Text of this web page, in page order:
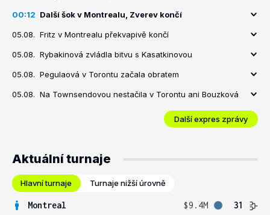
00:12 Další šok v Montrealu, Zverev končí
05.08. Fritz v Montrealu překvapivě končí
05.08. Rybakinová zvládla bitvu s Kasatkinovou
05.08. Pegulaová v Torontu začala obratem
05.08. Na Townsendovou nestačila v Torontu ani Bouzková
Další expres zprávy
Aktuální turnaje
Hlavní turnaje Turnaje nižší úrovně
Montreal $9.4M
31